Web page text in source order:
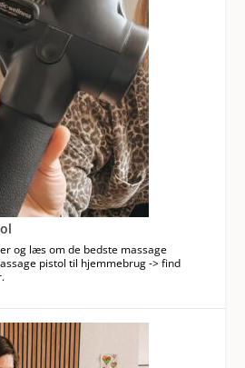
og læs om de bedste massage
pistol til hjemmebrug -> find